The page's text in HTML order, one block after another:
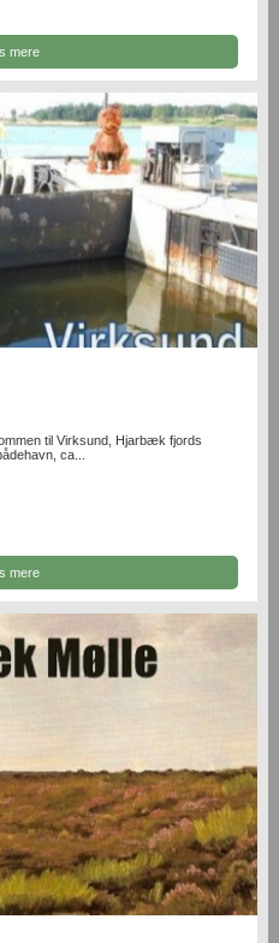
mere
til Virksund, Hjarbæk fjords
ca...
mere